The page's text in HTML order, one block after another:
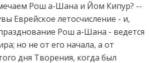
Рош а-Шана и Йом Кипур? --
Еврейское летосчисление - и,
Рош а-Шана - ведется
но не от его начала, а от
дня Творения, когда был